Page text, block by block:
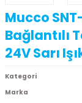
Mucco
Bağlantılı
24V Sarı
Kategori
Marka